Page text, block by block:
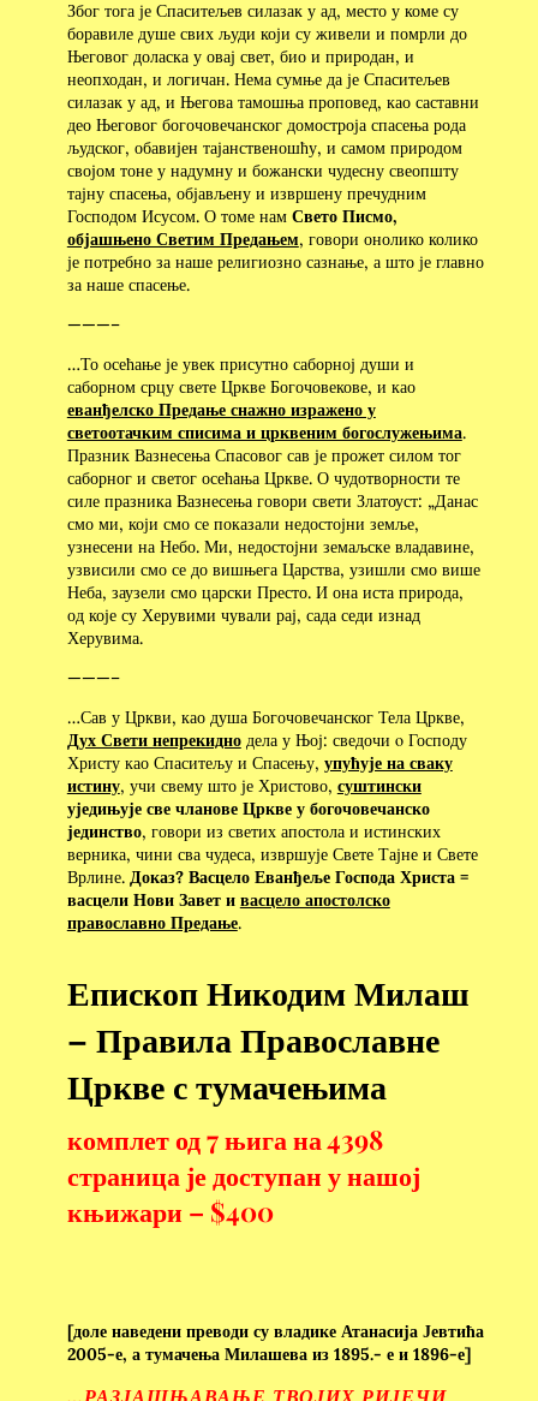
Због тога је Спаситељев силазак у ад, место у коме су
боравиле душе свих људи који су живели и помрли до
Његовог доласка у овај свет, био и природан, и
неопходан, и логичан. Нема сумње да је Спаситељев
силазак у ад, и Његова тамошња проповед, као саставни
део Његовог богочовечанског домостроја спасења рода
људског, обавијен тајанственошћу, и самом природом
својом тоне у надумну и божански чудесну свеопшту
тајну спасења, објављену и извршену пречудним
Господом Исусом. О томе нам Свето Писмо,
објашњено Светим Предањем, говори онолико колико
је потребно за наше религиозно сазнање, а што је главно
за наше спасење.
———–
…То осећање је увек присутно саборној души и
саборном срцу свете Цркве Богочовекове, и као
еванђелско Предање снажно изражено у
светоотачким списима и црквеним богослужењима.
Празник Вазнесења Спасовог сав је прожет силом тог
саборног и светог осећања Цркве. О чудотворности те
силе празника Вазнесења говори свети Златоуст: „Данас
смо ми, који смо се показали недостојни земље,
узнесени на Небо. Ми, недостојни земаљске владавине,
узвисили смо се до вишњега Царства, узишли смо више
Неба, заузели смо царски Престо. И она иста природа,
од које су Херувими чували рај, сада седи изнад
Херувима.
———–
…Сав у Цркви, као душа Богочовечанског Тела Цркве,
Дух Свети непрекиднодела у Њој: сведочи ο Господу
Христу као Спаситељу и Спасењу, упућује на сваку
истину, учи свему што је Христово, суштински
уједињује све чланове Цркве у богочовечанско
јединство, говори из светих апостола и истинских
верника, чини сва чудеса, извршује Свете Тајне и Свете
Врлине. Доказ? Васцело Еванђеље Господа Христа =
васцели Нови Завет и васцело апостолско
православно Предање.
Епископ Никодим Милаш
– Правила Православне
Цркве с тумачењима
комплет од 7 њига на 4398
страница је доступан у нашој
књижари – $400
[доле наведени преводи су владике Атанасија Јевтића
2005-е, а тумачења Милашева из 1895.- е и 1896-е]
…РАЗЈАШЊАВАЊЕ ТВОЈИХ РИЈЕЧИ